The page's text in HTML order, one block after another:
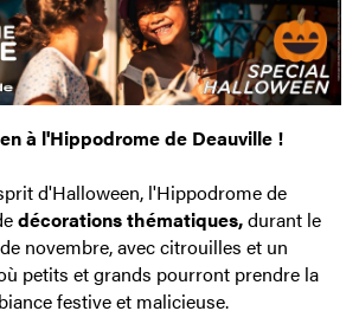
à l'Hippodrome de Deauville !
d'Halloween, l'Hippodrome de
décorations thématiques,durant le
novembre, avec citrouilles et un
petits et grands pourront prendre la
festive et malicieuse.